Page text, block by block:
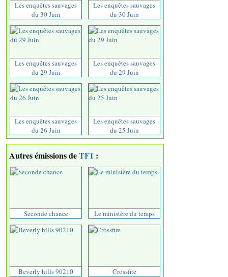
Les enquêtes sauvages
du 30 Juin
Les enquêtes sauvages
du 30 Juin
Les enquêtes sauvages
du 29 Juin
Les enquêtes sauvages
du 29 Juin
Les enquêtes sauvages
du 26 Juin
Les enquêtes sauvages
du 25 Juin
Autres émissions deTF1 :
Seconde chance Le ministère du temps
Beverly hills 90210 Crossfire